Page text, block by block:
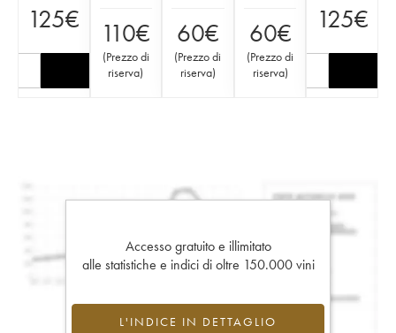
125€ 110€
(Prezzo di
riserva)
60€
(Prezzo di
riserva)
60€
(Prezzo di
riserva)
125€
Accesso gratuito e illimitato
alle statistiche e indici di oltre 150.000 vini
L'INDICE IN DETTAGLIO